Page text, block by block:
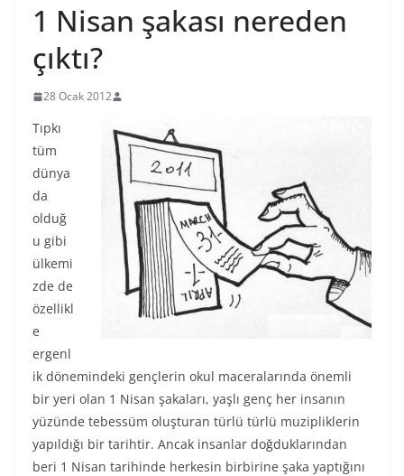
1 Nisan şakası nereden
çıktı?
28 Ocak 2012
Tıpkı
tüm
dünya
da
olduğ
u gibi
ülkemi
zde de
özellikl
e
ergenl
ik dönemindeki gençlerin okul maceralarında önemli
bir yeri olan 1 Nisan şakaları, yaşlı genç her insanın
yüzünde tebessüm oluşturan türlü türlü muzipliklerin
yapıldığı bir tarihtir. Ancak insanlar doğduklarından
beri 1 Nisan tarihinde herkesin birbirine şaka yaptığını